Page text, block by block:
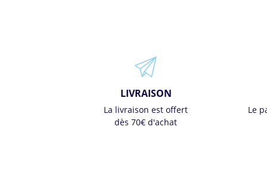
LIVRAISON
La livraison est offert
dès 70€ d'achat
Le